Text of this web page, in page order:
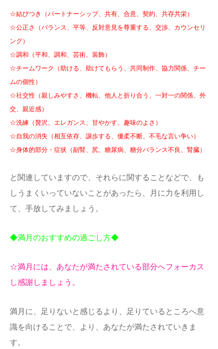
☆結びつき（パートナーシップ、共有、合意、契約、共存共栄）
☆公正さ（バランス、平等、反対意見を尊重する、交渉、カウンセリ
ング）
☆調和（平和、調和、芸術、装飾）
☆チームワーク（助ける、助けてもらう、共同制作、協力関係、チー
ムの個性）
☆社交性（親しみやすさ、機転、他人と折り合う、一対一の関係、外
交、親近感）
☆洗練（贅沢、エレガンス、甘やかす、趣味のよさ）
☆自我の消失（相互依存、譲歩する、優柔不断、不毛な言い争い）
☆身体的部分・症状（副腎、尻、糖尿病、糖分バランス不良、腎臓）
と関連していますので、それらに関することなどで、も
しうまくいっていないことがあったら、月に力を利用し
て、手放してみましょう。
◆満月のおすすめの過ごし方◆
☆満月には、あなたが満たされている部分へフォーカス
し感謝しましょう。
満月に、足りないと感じるより、足りているところへ意
識を向けることで、より、あなたが満たされていきま
す。